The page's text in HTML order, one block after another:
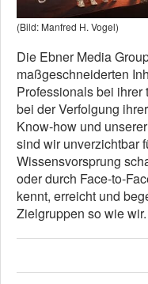
(Bild: Manfred H. Vogel)
Die Ebner Media
maßgeschneiderten
Professionals bei
bei der Verfolgung
Know-how und
sind wir unverzichtbar
Wissensvorsprung
oder durch Face-to-
kennt, erreicht und
Zielgruppen so wie wir.